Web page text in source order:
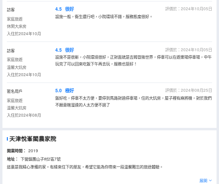
訪客
家庭旅遊
休閑大床房
入住於2024年10月
4.5 很好
評價於：2024年10月05日
設施一般，衞生還行吧，小院環境不錯，服務態度很好。
訪客
家庭旅遊
温馨大炕房
入住於2024年10月
4.5 很好
評價於：2024年10月05日
設施不是很新，小院環境很好，正對面就是吉姆冒險世界，停車可以在遊樂場停車場，中午
玩完了可以回來吃飯下午再去玩，服務也挺好！
匿名用戶
家庭旅遊
温馨大炕房
入住於2024年08月
5.0 極好
評價於：2024年08月25日
飯好吃，停車不太方便，要停到馬路對過停車場，住的大炕房，屋子裡有麻將機，對於我們
不願意瞎溜達的人太方便不過了
天津悅峯閣農家院
開業時間： 2019
地址：
下營鎮團山子村2區7號
這裏是我精心準備的家。有緣來住下的朋友，希望它能為你帶來一段温馨難忘的旅途體驗。
展開